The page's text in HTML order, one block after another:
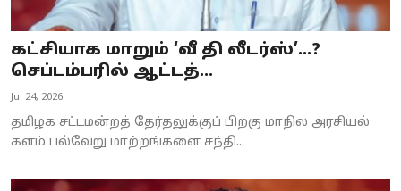
World
Astrology
Spirituality
Weather
Politics
கட்சியாக மாறும் ‘வீ தி லீடர்ஸ்’...?
செப்டம்பரில் ஆட்டத்...
Jul 24, 2026
தமிழக சட்டமன்றத் தேர்தலுக்குப் பிறகு மாநில அரசியல்
களம் பல்வேறு மாற்றங்களை சந்தி...